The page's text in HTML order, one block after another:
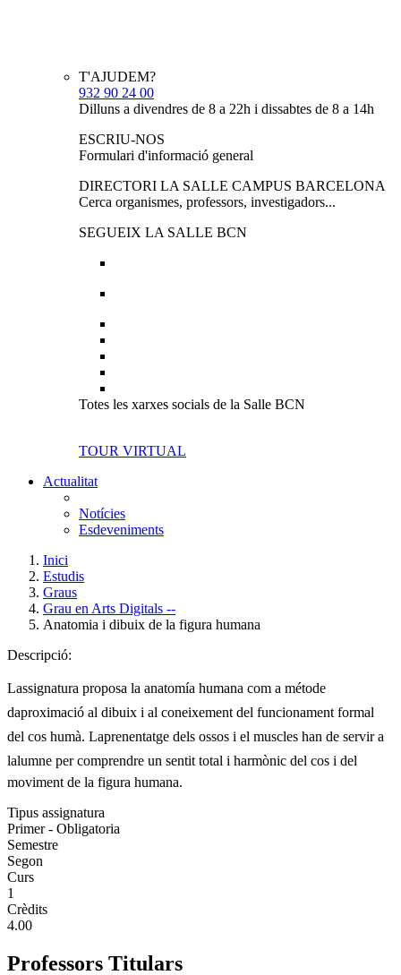
T'AJUDEM?
932 90 24 00
Dilluns a divendres de 8 a 22h i dissabtes de 8 a 14h
ESCRIU-NOS
Formulari d'informació general
DIRECTORI LA SALLE CAMPUS BARCELONA
Cerca organismes, professors, investigadors...
SEGUEIX LA SALLE BCN
Totes les xarxes socials de la Salle BCN
TOUR VIRTUAL
Actualitat
Notícies
Esdeveniments
Inici
Estudis
Graus
Grau en Arts Digitals --
Anatomia i dibuix de la figura humana
Descripció:
Lassignatura proposa la anatomía humana com a métode
daproximació al dibuix i al coneixement del funcionament formal
del cos humà. Laprenentatge dels ossos i el muscles han de servir a
lalumne per comprendre un sentit total i harmònic del cos i del
moviment de la figura humana.
Tipus assignatura
Primer - Obligatoria
Semestre
Segon
Curs
1
Crèdits
4.00
Professors Titulars